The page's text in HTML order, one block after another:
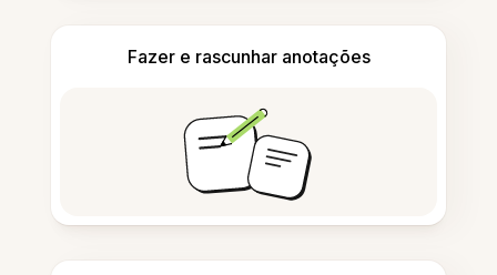
Fazer e rascunhar anotações